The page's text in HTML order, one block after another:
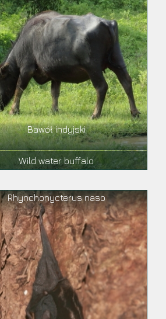
Bawół indyjski
Wild water buffalo
Rhynchonycterus naso